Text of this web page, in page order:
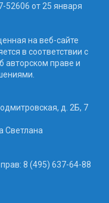
52606 от 25 января
на веб-сайте
в соответствии с
авторском праве и
д. 2Б, 7
Светлана
8 (495) 637-64-88